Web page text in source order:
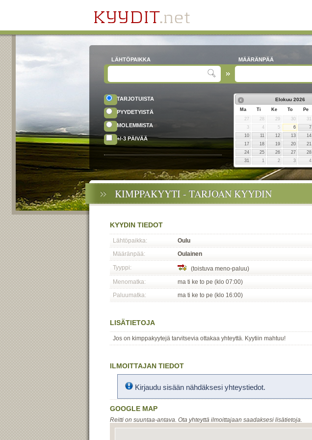
LÄHTÖPAIKKA MÄÄRÄNPÄÄ
TARJOTUISTA
PYYDETYISTÄ
MOLEMMISTA
+/-3 PÄIVÄÄ
Elokuu 2026
Ma Ti Ke To Pe
27
28 29 30 31
3
4 5 6 7
10
11 12 13 14
17
18 19 20 21
24
25 26 27 28
31
1 2 3 4
KIMPPAKYYTI - TARJOAN KYYDIN
KYYDIN TIEDOT
Lähtöpaikka:
Oulu
Määränpää:
Oulainen
Tyyppi:
(toistuva meno-paluu)
Menomatka:
ma ti ke to pe (klo 07:00)
Paluumatka:
ma ti ke to pe (klo 16:00)
LISÄTIETOJA
Jos on kimppakyytejä tarvitsevia ottakaa yhteyttä. Kyytiin mahtuu!
ILMOITTAJAN TIEDOT
Kirjaudu sisään nähdäksesi yhteystiedot.
GOOGLE MAP
Reitti on suuntaa-antava. Ota yhteyttä ilmoittajaan saadaksesi lisätietoja.